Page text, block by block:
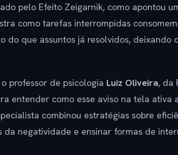
pelo Efeito Zeigarnik, como apontou
como tarefas interrompidas
do que assuntos já resolvidos, deixando
professor de psicologia Luiz Oliveira, da
entender como esse aviso na tela ativa
combinou estratégias sobre
da negatividade e ensinar formas de